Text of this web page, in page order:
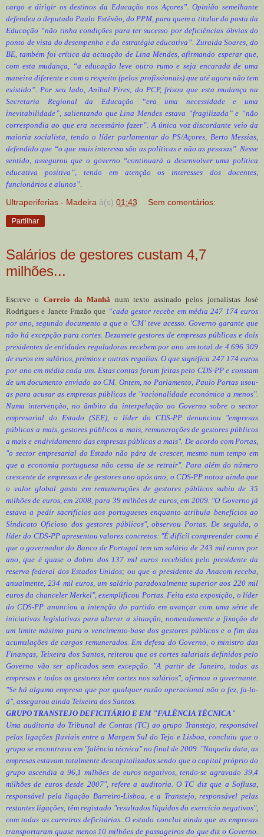
cargo e dirigir os destinos da Educação nos Açores”. Opinião semelhante
defendeu o deputado Paulo Estêvão, do PPM, para quem a titular da pasta da
Educação “não tinha condições para ter sucesso por deficiências óbvias do
ponto de vista do desempenho e da estratégia educativa”. Zuraida Soares, do
BE, também foi crítica da actuação de Lina Mendes, afirmando esperar que,
com esta mudança, “a educação leve outro rumo e seja encarada de uma
maneira diferente e com o respeito (pelos profissionais) que até agora não tem
existido”. Por seu lado, Aníbal Pires, do PCP, frisou que esta mudança na
Secretaria Regional da Educação “era uma necessidade e uma
inevitabilidade”, salientando que Lina Mendes estava “fragilizada” e “não
correspondia ao que era necessário fazer”. A única voz discordante veio da
maioria socialista, tendo o líder parlamentar do PS/Açores, Berto Messias,
defendido que “o que mais interessa são as políticas e não as pessoas”. Nesse
sentido, assegurou que o governo “continuará a desenvolver uma política
educativa positiva”, tendo em atenção os interesses dos docentes,
funcionários e alunos”
Ultraperiferias - Madeira à(s) 01:43 Sem comentários:
Partilhar
Salários de gestores custam 4,7
milhões...
Escreve o Correio da Manhã num texto assinado pelos jornalistas José
Rodrigues e Janete Frazão que “cada gestor recebe em média 247 174 euros
por ano, segundo documento a que o ‘CM’ teve acesso. Governo garante que
não há excepção para cortes. Dezassete gestores de empresas públicas e dois
presidentes de entidades reguladoras recebem por ano um total de 4 696 309
de euros em salários, prémios e outras regalias. O que significa 247 174 euros
por ano em média cada um. Estas contas foram feitas pelo CDS-PP e constam
de um documento enviado ao CM. Ontem, no Parlamento, Paulo Portas usou-
as para acusar as empresas públicas de "racionalidade económica a menos".
Numa intervenção, no âmbito da interpelação ao Governo sobre o sector
empresarial do Estado (SEE), o líder do CDS-PP denunciou "empresas
públicas a mais, gestores públicos a mais, remunerações de gestores públicos
a mais e endividamento das empresas públicas a mais". De acordo com Portas,
"o sector empresarial do Estado não pára de crescer, mesmo num tempo em
que a economia portuguesa não cessa de se retrair". Para além do número
crescente de empresas e de gestores ano após ano, o CDS-PP notou ainda que
o valor global gasto em remunerações de gestores públicos subiu de 35
milhões de euros, em 2008, para 39 milhões de euros, em 2009. "O Governo já
estava a pedir sacrifícios aos portugueses enquanto atribuía benefícios ao
Sindicato Oficioso dos gestores públicos", observou Portas. De seguida, o
líder do CDS-PP apresentou valores concretos: "É difícil compreender como é
que o governador do Banco de Portugal tem um salário de 243 mil euros por
ano, que é quase o dobro dos 137 mil euros recebidos pelo presidente da
reserva federal dos Estados Unidos; ou que o presidente da Anacom receba,
anualmente, 234 mil euros, um salário paradoxalmente superior aos 220 mil
euros da chanceler Merkel", exemplificou Portas. Feita esta exposição, o líder
do CDS-PP anunciou a intenção do partido em avançar com uma série de
iniciativas legislativas para alterar a situação, nomeadamente a fixação de
um limite máximo para o vencimento-base dos gestores públicos e o fim das
acumulações de cargos remunerados. Em defesa do Governo, o ministro das
Finanças, Teixeira dos Santos, reiterou que os cortes salariais definidos pelo
Governo vão ser aplicados sem excepção. "A partir de Janeiro, todas as
empresas e todos os gestores têm cortes nos salários", afirmou o governante.
"Se há alguma empresa que por qualquer razão operacional não o fez, fa-lo-
á", assegurou ainda Teixeira dos Santos.
GRUPO TRANSTEJO DEFICITÁRIO E EM "FALÊNCIA TÉCNICA"
Uma auditoria do Tribunal de Contas (TC) ao grupo Transtejo, responsável
pelas ligações fluviais entre a Margem Sul do Tejo e Lisboa, concluiu que o
grupo se encontrava em "falência técnica" no final de 2009. "Naquela data, as
empresas estavam totalmente descapitalizadas sendo que o capital próprio do
grupo ascendia a 96,1 milhões de euros negativos, tendo-se agravado 39,4
milhões de euros desde 2007", refere a auditoria. O TC diz que a Soflusa,
responsável pela ligação Barreiro-Lisboa, e a Transtejo, responsável pelas
restantes ligações, têm registado "resultados líquidos do exercício negativos",
com todas as carreiras deficitárias. O estudo conclui ainda que as empresas
transportaram quase menos 10 milhões de passageiros do que diz o Governo.